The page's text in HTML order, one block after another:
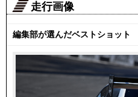
走行画像
編集部が選んだベストショット